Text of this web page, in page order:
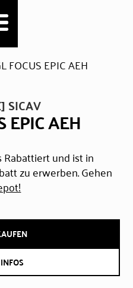
FOCUS EPIC AEH
SICAV
EPIC AEH
und ist in
zu erwerben. Gehen